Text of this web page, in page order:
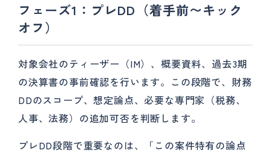
フェーズ1：プレDD（着手前〜キック
オフ）
対象会社のティーザー（IM）、概要資料、過去3期
の決算書の事前確認を行います。この段階で、財務
DDのスコープ、想定論点、必要な専門家（税務、
人事、法務）の追加可否を判断します。
プレDD段階で重要なのは、「この案件特有の論点